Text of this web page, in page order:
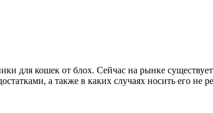
для кошек от блох. Сейчас на рынке
а также в каких случаях носить его не